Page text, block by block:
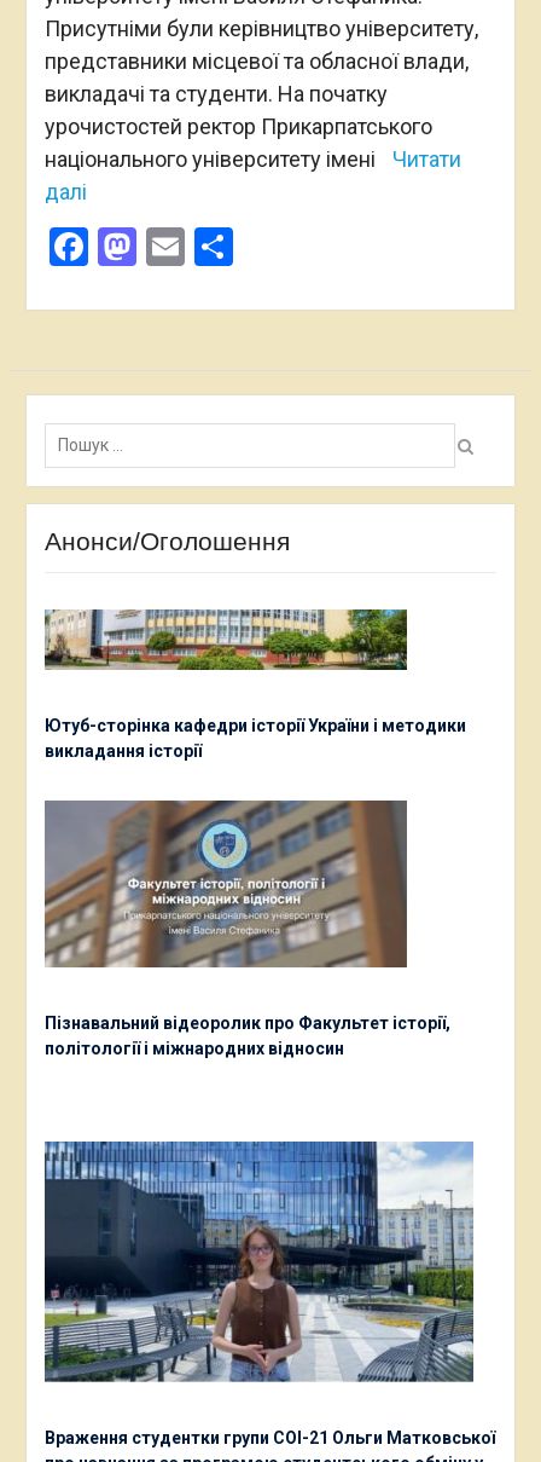
Присутніми були керівництво університету,
представники місцевої та обласної влади,
викладачі та студенти. На початку
урочистостей ректор Прикарпатського
національного університету імені
Читати
далі
Facebook
Mastodon
Email
Пошук:
Анонси/Оголошення
Ютуб-сторінка кафедри історії України і методики
викладання історії
Пізнавальний відеоролик про Факультет історії,
політології і міжнародних відносин
Враження студентки групи СОІ-21 Ольги Матковської